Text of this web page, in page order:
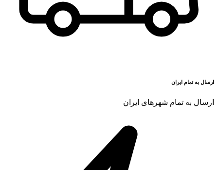
ارسال به تمام ایران
ارسال به تمام شهرهای ایران